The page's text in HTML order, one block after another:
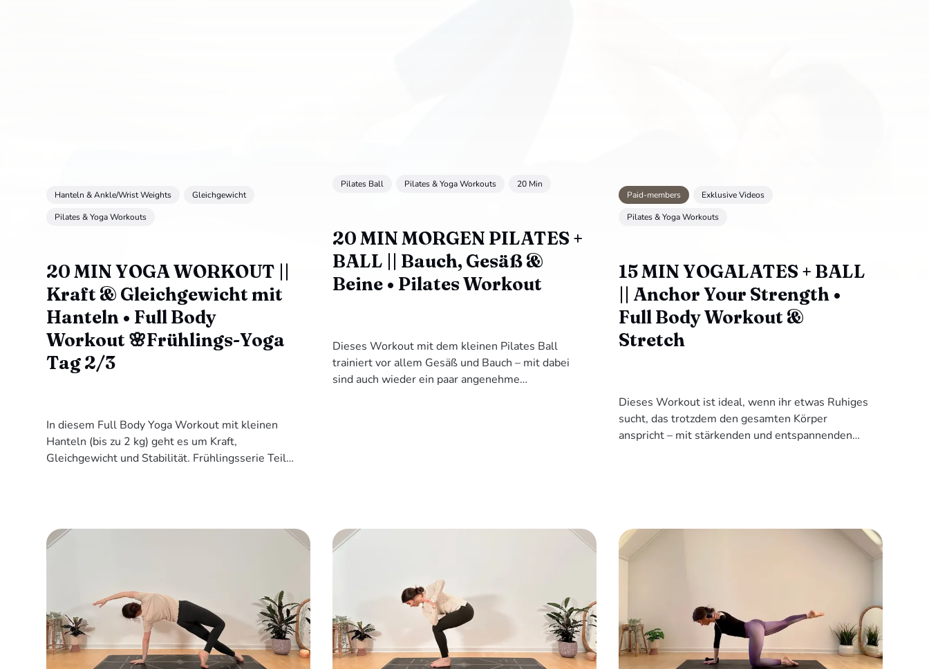
Hanteln & Ankle/Wrist Weights
Gleichgewicht
Pilates & Yoga Workouts
20 MIN YOGA WORKOUT ||
Kraft & Gleichgewicht mit
Hanteln • Full Body
Workout 🌸Frühlings-Yoga
Tag 2/3
In diesem Full Body Yoga Workout mit kleinen
Hanteln (bis zu 2 kg) geht es um Kraft,
Gleichgewicht und Stabilität. Frühlingsserie Teil
Pilates Ball Pilates & Yoga Workouts 20 Min
20 MIN MORGEN PILATES +
BALL || Bauch, Gesäß &
Beine • Pilates Workout
Dieses Workout mit dem kleinen Pilates Ball
trainiert vor allem Gesäß und Bauch – mit dabei
sind auch wieder ein paar angenehme
Paid-members
Exklusive Videos
Pilates & Yoga Workouts
15 MIN YOGALATES + BALL
|| Anchor Your Strength •
Full Body Workout &
Stretch
Dieses Workout ist ideal, wenn ihr etwas Ruhiges
sucht, das trotzdem den gesamten Körper
anspricht – mit stärkenden und entspannenden